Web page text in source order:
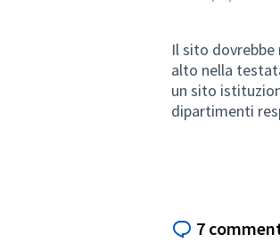
Il sito dovrebbe
alto nella
un sito
dipartimenti
7